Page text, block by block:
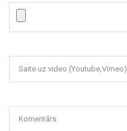
Saite uz video (Youtube,Vimeo)
Komentārs